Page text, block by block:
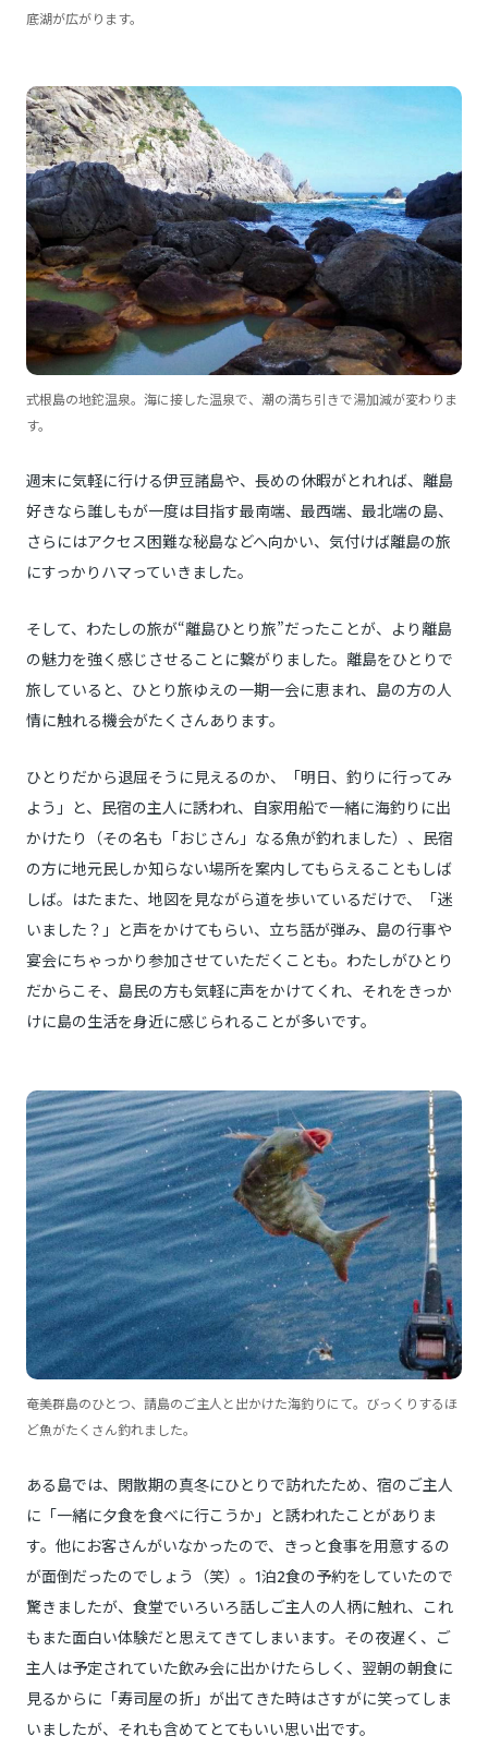
底湖が広がります。
式根島の地鉈温泉。海に接した温泉で、潮の満ち引きで湯加減が変わりま
す。
週末に気軽に行ける伊豆諸島や、長めの休暇がとれれば、離島
好きなら誰しもが一度は目指す最南端、最西端、最北端の島、
さらにはアクセス困難な秘島などへ向かい、気付けば離島の旅
にすっかりハマっていきました。
そして、わたしの旅が“離島ひとり旅”だったことが、より離島
の魅力を強く感じさせることに繋がりました。離島をひとりで
旅していると、ひとり旅ゆえの一期一会に恵まれ、島の方の人
情に触れる機会がたくさんあります。
ひとりだから退屈そうに見えるのか、「明日、釣りに行ってみ
よう」と、民宿の主人に誘われ、自家用船で一緒に海釣りに出
かけたり（その名も「おじさん」なる魚が釣れました）、民宿
の方に地元民しか知らない場所を案内してもらえることもしば
しば。はたまた、地図を見ながら道を歩いているだけで、「迷
いました？」と声をかけてもらい、立ち話が弾み、島の行事や
宴会にちゃっかり参加させていただくことも。わたしがひとり
だからこそ、島民の方も気軽に声をかけてくれ、それをきっか
けに島の生活を身近に感じられることが多いです。
奄美群島のひとつ、請島のご主人と出かけた海釣りにて。びっくりするほ
ど魚がたくさん釣れました。
ある島では、閑散期の真冬にひとりで訪れたため、宿のご主人
に「一緒に夕食を食べに行こうか」と誘われたことがありま
す。他にお客さんがいなかったので、きっと食事を用意するの
が面倒だったのでしょう（笑）。1泊2食の予約をしていたので
驚きましたが、食堂でいろいろ話しご主人の人柄に触れ、これ
もまた面白い体験だと思えてきてしまいます。その夜遅く、ご
主人は予定されていた飲み会に出かけたらしく、翌朝の朝食に
見るからに「寿司屋の折」が出てきた時はさすがに笑ってしま
いましたが、それも含めてとてもいい思い出です。